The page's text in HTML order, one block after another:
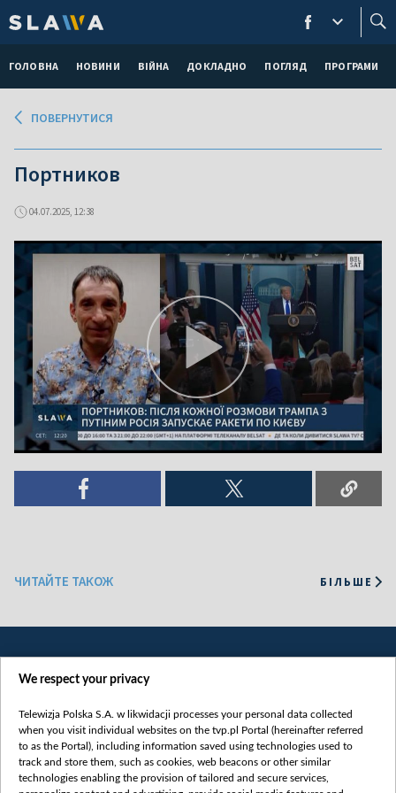
ГОЛОВНА НОВИНИ ВІЙНА ДОКЛАДНО ПОГЛЯД ПРОГРАМИ
ПОВЕРНУТИСЯ
Портников
04.07.2025, 12:38
ЧИТАЙТЕ ТАКОЖ БІЛЬШЕ
Категорії
We respect your privacy
Telewizja Polska S.A. w likwidacji processes your personal data collected
when you visit individual websites on the tvp.pl Portal (hereinafter referred
to as the Portal), including information saved using technologies used to
track and store them, such as cookies, web beacons or other similar
technologies enabling the provision of tailored and secure services,